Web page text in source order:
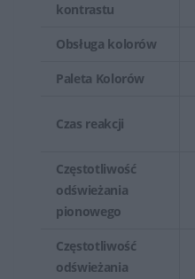
kontrastu
Obsługa kolorów
Paleta Kolorów
Czas reakcji
Częstotliwość
odświeżania
pionowego
Częstotliwość
odświeżania